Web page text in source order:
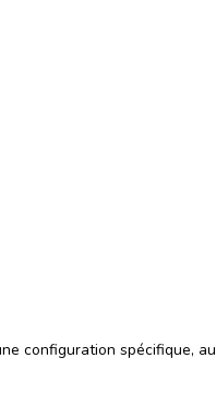
configuration spécifique, au